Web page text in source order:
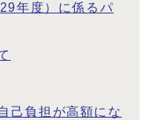
年度）に係るパ
己負担が高額にな